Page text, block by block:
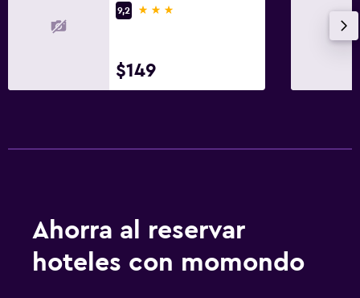
9,2
3 estrellas
$149
Ahorra al reservar
hoteles con momondo